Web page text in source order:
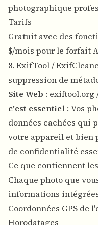
photographique
Tarifs
Gratuit avec des
$/mois pour le forfait
8. ExifTool /
suppression de
Site Web : exiftool.org
c'est essentiel : Vos
données cachées qui
votre appareil et bien
de confidentialité
Ce que contiennent
Chaque photo que
informations
Coordonnées GPS de
Horodatages